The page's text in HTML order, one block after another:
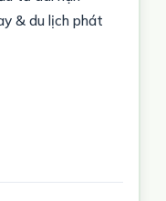
& du lịch phát